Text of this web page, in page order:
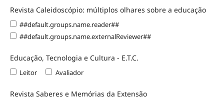
Revista Caleidoscópio: múltiplos olhares sobre a educação
##default.groups.name.reader##
##default.groups.name.externalReviewer##
Educação, Tecnologia e Cultura - E.T.C.
Leitor Avaliador
Revista Saberes e Memórias da Extensão